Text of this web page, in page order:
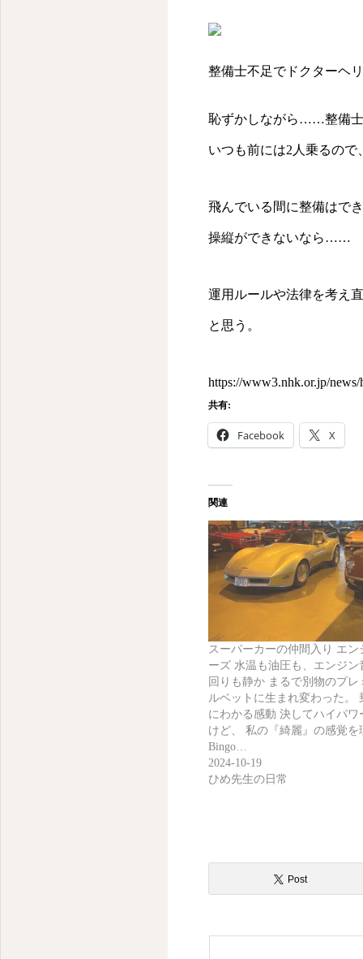
整備士不足でドクターヘリ
恥ずかしながら……整備
いつも前には2人乗るの
飛んでいる間に整備はで
操縦ができないなら……
運用ルールや法律を考え
と思う。
https://www3.nhk.or.jp/
共有:
Facebook X
関連
スーパーカーの仲間入り エン
ーズ 水温も油圧も、エンジン
回りも静か まるで別物のプレ
ルベットに生まれ変わった。
にわかる感動 決してハイパワ
けど、 私の『綺麗』の感覚を
Bingo…
2024-10-19
ひめ先生の日常
Post